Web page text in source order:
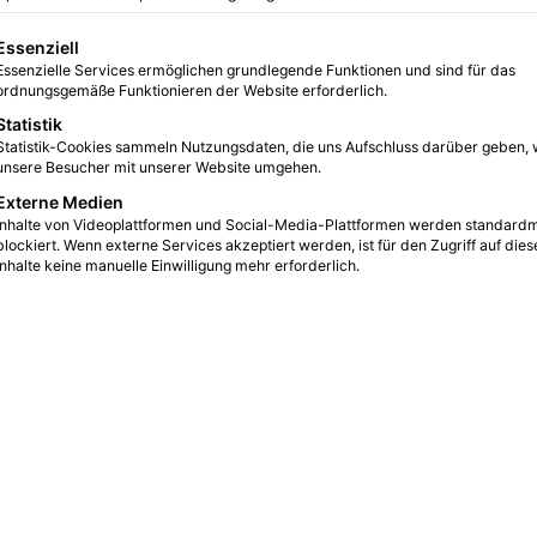
eine Liste der Service-Gruppen, für die eine Einwilligung erteilt
Services ermöglichen grundlegende Funktionen und sind für das
Funktionieren der Website erforderlich.
Cookies sammeln Nutzungsdaten, die uns Aufschluss darüber geben,
Besucher mit unserer Website umgehen.
Medien
von Videoplattformen und Social-Media-Plattformen werden
Wenn externe Services akzeptiert werden, ist für den Zugriff auf
keine manuelle Einwilligung mehr erforderlich.